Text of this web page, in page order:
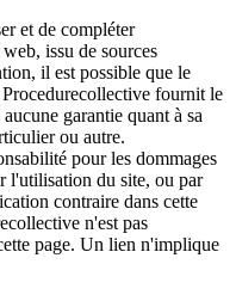
et de compléter
issu de sources
il est possible que le
fournit le
garantie quant à sa
ou autre.
pour les dommages
l'utilisation du site, ou par
contraire dans cette
n'est pas
page. Un lien n'implique